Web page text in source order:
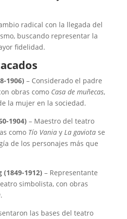
radical con la llegada del
buscando representar la
fidelidad.
1906) – Considerado el padre
obras como Casa de muñecas,
la mujer en la sociedad.
1904) – Maestro del teatro
como Tío Vaniay La gaviotase
de los personajes más que
1912) – Representante
simbolista, con obras
.
las bases del teatro